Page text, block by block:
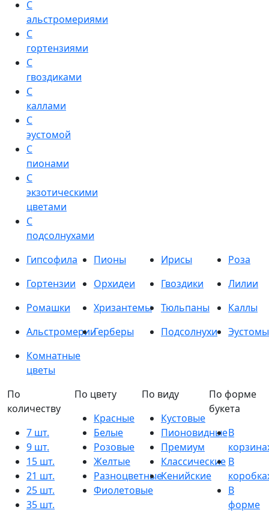
С
альстромериями
С
гортензиями
С
гвоздиками
С
каллами
С
эустомой
С
пионами
С
экзотическими
цветами
С
подсолнухами
Гипсофила Пионы Ирисы
Роза
Гортензии
Орхидеи Гвоздики
Лилии
Ромашки
Хризантемы Тюльпаны
Каллы
АльстромерииГерберы Подсолнухи
Эустомы
Комнатные
цветы
По
количеству
7 шт.
9 шт.
15 шт.
21 шт.
25 шт.
35 шт.
По цвету
Красные
Белые
Розовые
Желтые
Разноцветные
Фиолетовые
По виду
Кустовые
Пионовидные
Премиум
Классические
Кенийские
По форме
букета
В
В
В
форме